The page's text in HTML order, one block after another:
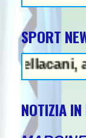
SPORT
agli
NOTIZIA